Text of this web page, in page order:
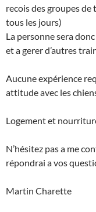
recois des groupes
tous les jours)
La personne sera
et a gerer d’autres
Aucune expérience
attitude avec les
Logement et
N’hésitez pas a me
répondrai a vos
Martin Charette